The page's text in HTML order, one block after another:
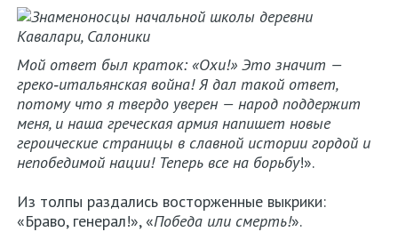
Мой ответ был краток: «Охи!» Это значит —
греко‑итальянская война! Я дал такой ответ,
потому что я твердо уверен — народ поддержит
меня, и наша греческая армия напишет новые
героические страницы в славной истории гордой и
непобедимой нации! Теперь все на борьбу!».
Из толпы раздались восторженные выкрики:
«Браво, генерал!», «Победа или смерть!».